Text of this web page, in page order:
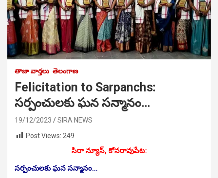
తాజా వార్తలు తెలంగాణ
Felicitation to Sarpanchs:
సర్పంచులకు ఘన సన్మానం…
19/12/2023
SIRA NEWS
Post Views: 249
సిరా న్యూస్, కోనరావుపేట:
సర్పంచులకు ఘన సన్మానం…